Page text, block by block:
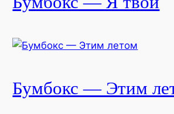
Бумбокс — Этим